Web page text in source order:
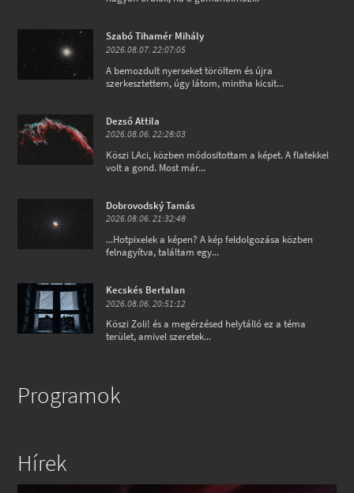
Szabó Tihamér Mihály
2026.08.07. 22:07:05
A bemozdult nyerseket töröltem és újra
szerkesztettem, úgy látom, mintha kicsit...
Dezső Attila
2026.08.06. 22:28:03
Köszi LAci, közben módositottam a képet. A flatekkel
volt a gond. Most már...
Dobrovodský Tamás
2026.08.06. 21:32:48
...Hotpixelek a képen? A kép feldolgozása közben
felnagyítva, találtam egy...
Kecskés Bertalan
2026.08.06. 20:51:12
Köszi Zoli! és a megérzésed helytálló ez a téma
terület, amivel szeretek...
Programok
Hírek